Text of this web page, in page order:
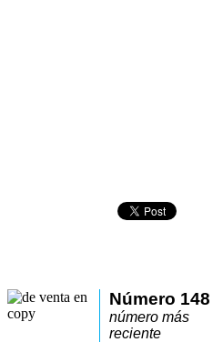
Número 148
número más
reciente